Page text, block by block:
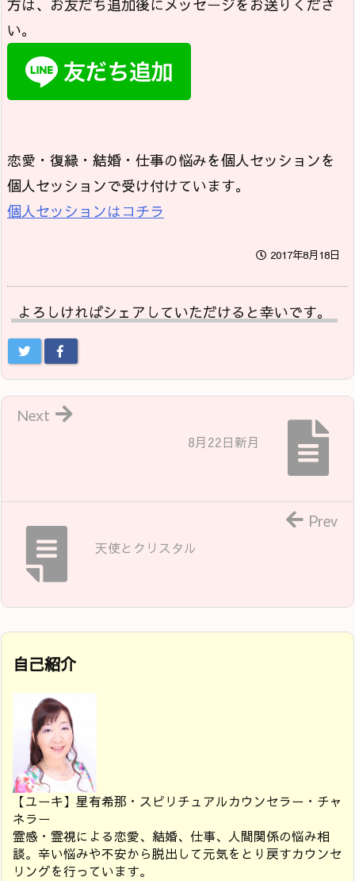
方は、お友だち追加後にメッセージをお送りくださ
い。
恋愛・復縁・結婚・仕事の悩みを個人セッションを
個人セッションで受け付けています。
個人セッションはコチラ
2017年8月18日
よろしければシェアしていただけると幸いです。
8月22日新月
Next
天使とクリスタル
Prev
自己紹介
【ユーキ】星有希那・スピリチュアルカウンセラー・チャ
ネラー
霊感・霊視による恋愛、結婚、仕事、人間関係の悩み相
談。辛い悩みや不安から脱出して元気をとり戻すカウンセ
リングを行っています。